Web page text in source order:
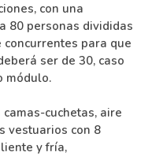
con una
80 personas divididas
concurrentes para que
ser de 30, caso
módulo.
cuchetas, aire
vestuarios con 8
y fría,